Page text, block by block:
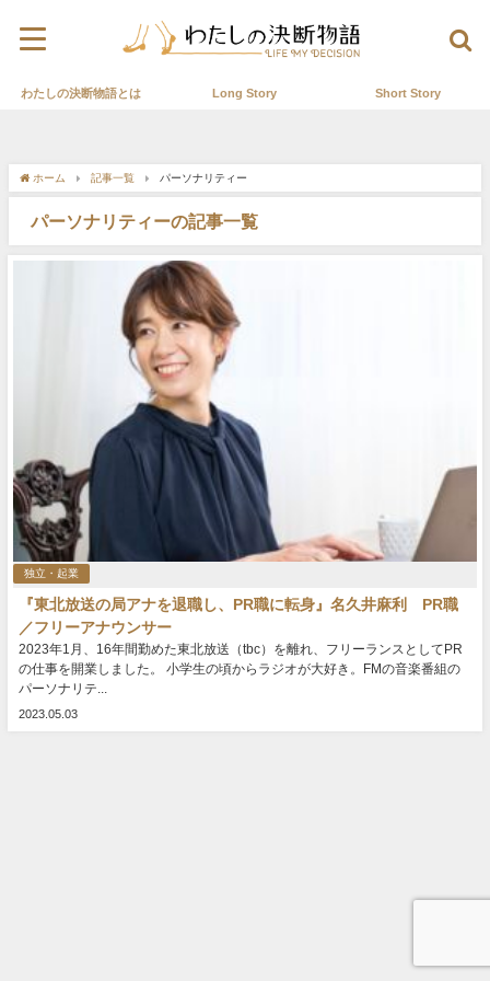
わたしの決断物語とは Long Story Short Story
ホーム 記事一覧 パーソナリティー
パーソナリティーの記事一覧
独立・起業
『東北放送の局アナを退職し、PR職に転身』名久井麻利 PR職
／フリーアナウンサー
2023年1月、16年間勤めた東北放送（tbc）を離れ、フリーランスとしてPR
の仕事を開業しました。 小学生の頃からラジオが大好き。FMの音楽番組の
パーソナリテ...
2023.05.03